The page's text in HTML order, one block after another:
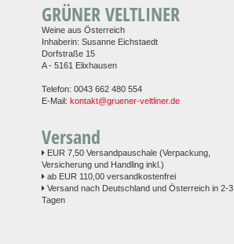
GRÜNER VELTLINER
Weine aus Österreich
Inhaberin: Susanne Eichstaedt
Dorfstraße 15
A - 5161 Elixhausen
Telefon: 0043 662 480 554
E-Mail: kontakt@gruener-veltliner.de
Versand
EUR 7,50 Versandpauschale (Verpackung,
Versicherung und Handling inkl.)
ab EUR 110,00 versandkostenfrei
Versand nach Deutschland und Österreich in 2-3
Tagen